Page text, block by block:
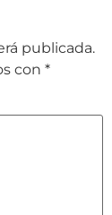
publicada.
con *